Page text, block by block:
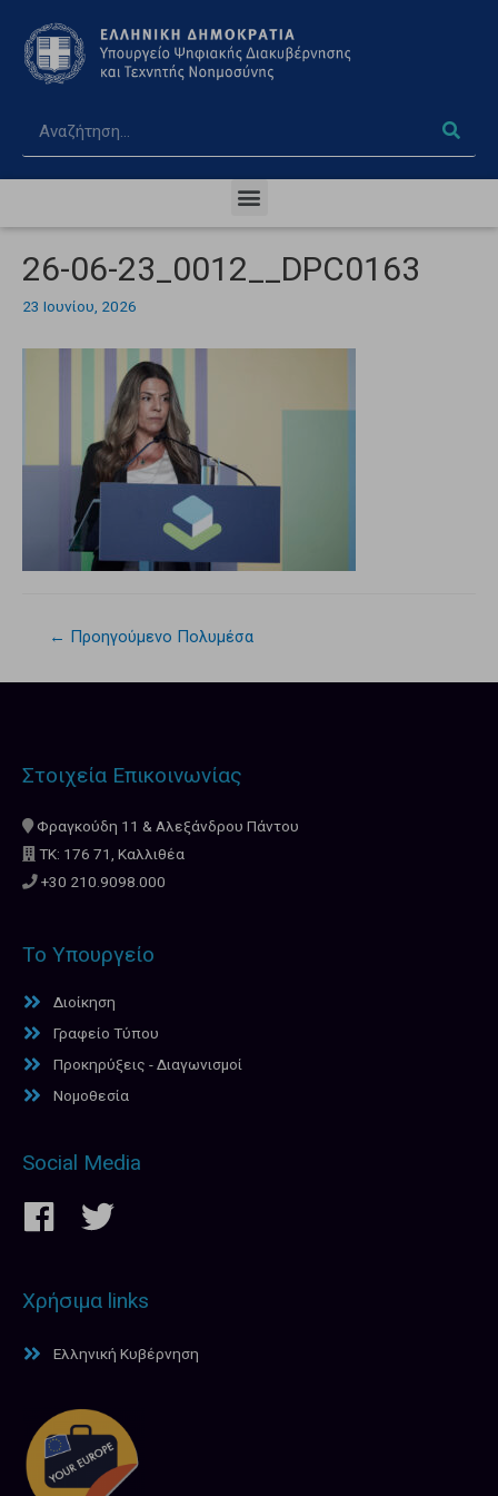
26-06-23_0012__DPC0163
23 Ιουνίου, 2026
← Προηγούμενο Πολυμέσα
Στοιχεία Επικοινωνίας
Φραγκούδη 11 & Αλεξάνδρου Πάντου
ΤΚ: 176 71, Καλλιθέα
+30 210.9098.000
Το Υπουργείο
Διοίκηση
Γραφείο Τύπου
Προκηρύξεις - Διαγωνισμοί
Νομοθεσία
Social Media
Χρήσιμα links
Ελληνική Κυβέρνηση